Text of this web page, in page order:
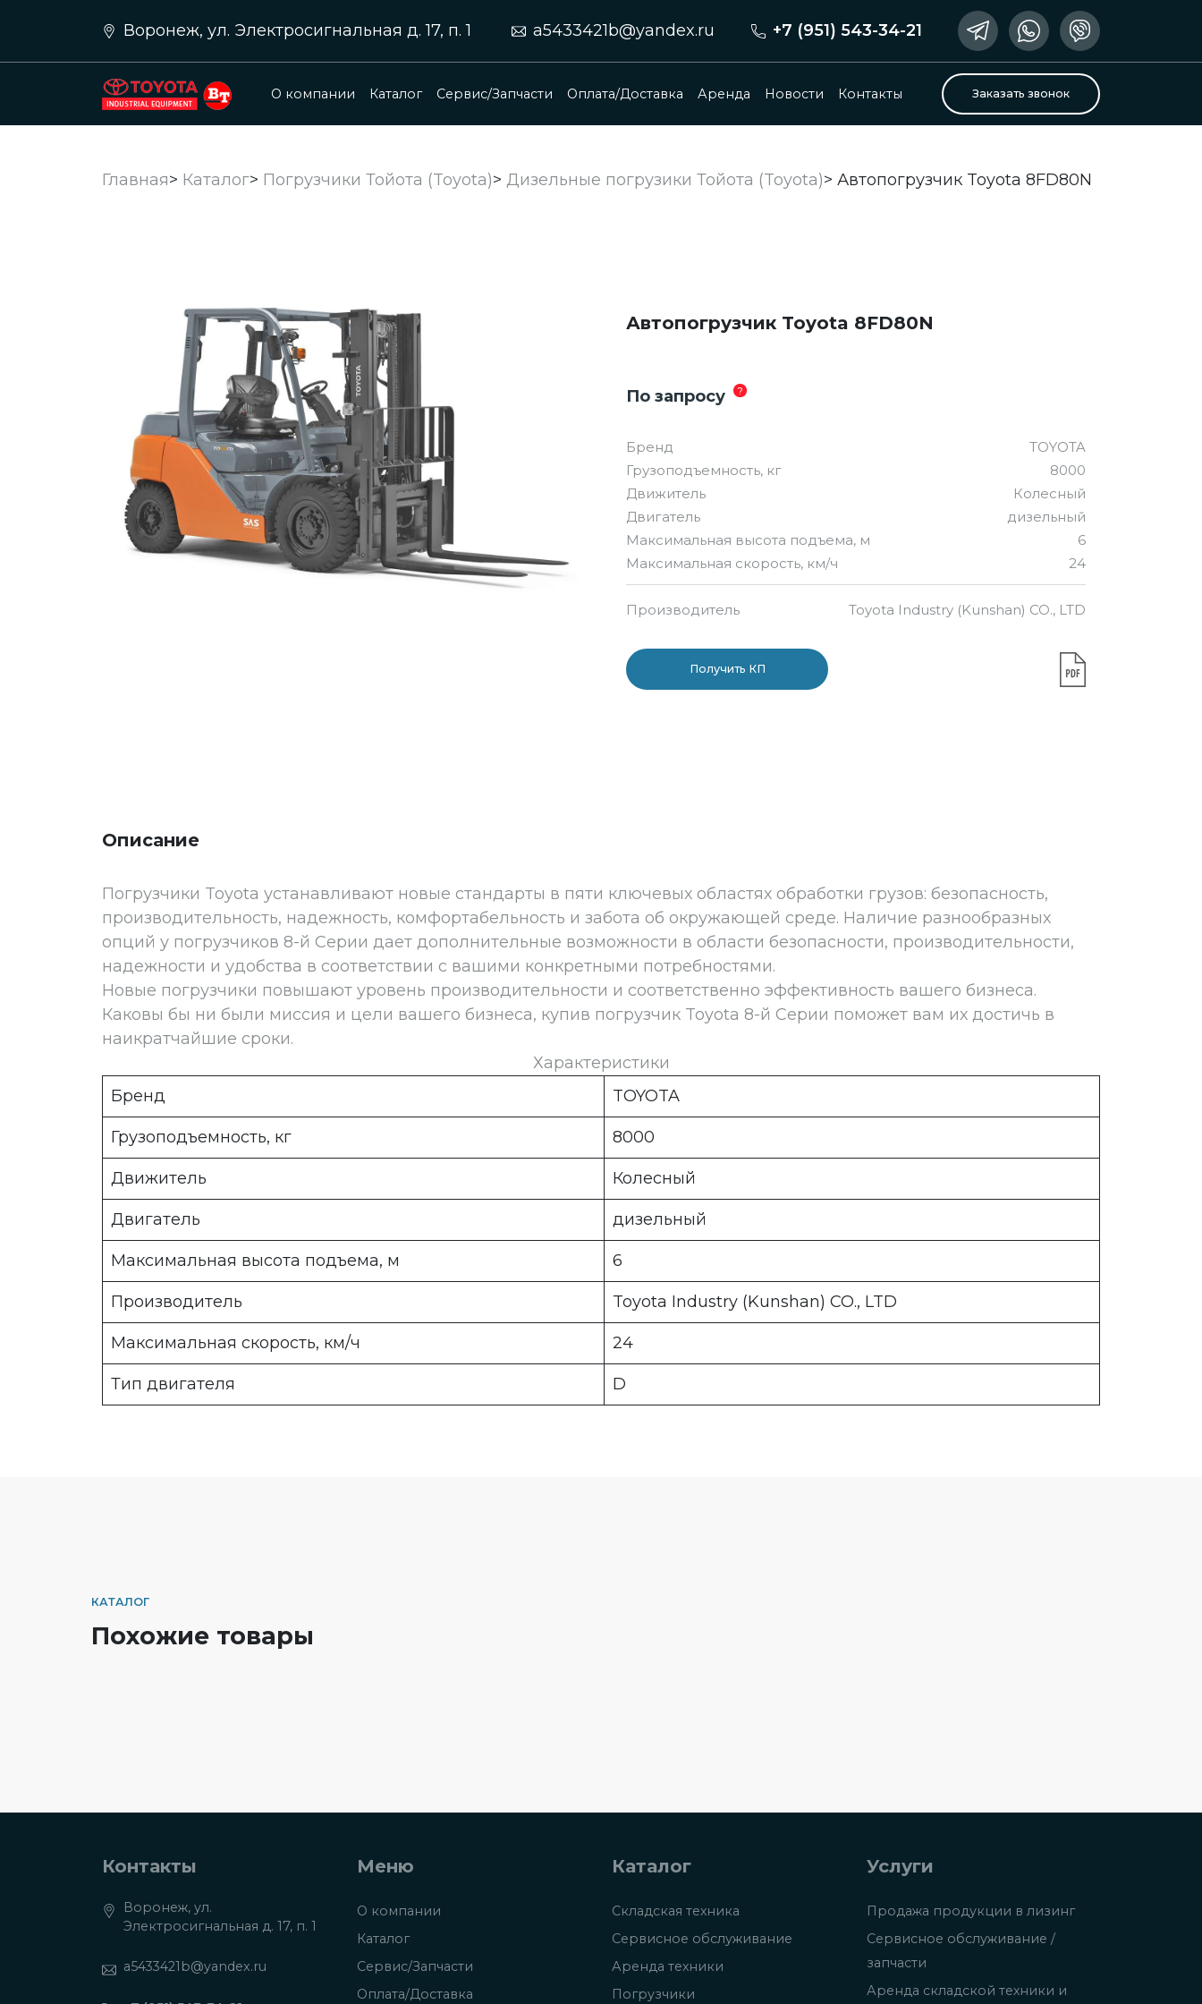
Воронеж, ул. Электросигнальная д. 17, п. 1 a5433421b@yandex.ru +7 (951) 543-34-21
О компании Каталог Сервис/Запчасти Оплата/Доставка Аренда Новости Контакты Заказать звонок
Главная> Каталог> Погрузчики Тойота (Toyota)> Дизельные погрузики Тойота (Toyota)> Автопогрузчик Toyota 8FD80N
Автопогрузчик Toyota 8FD80N
По запросу ?
Бренд
TOYOTA
Грузоподъемность, кг
8000
Движитель
Колесный
Двигатель
дизельный
Максимальная высота подъема, м
6
Максимальная скорость, км/ч
24
Производитель Toyota Industry (Kunshan) CO., LTD
Получить КП
Описание
Погрузчики Toyota устанавливают новые стандарты в пяти ключевых областях обработки грузов: безопасность,
производительность, надежность, комфортабельность и забота об окружающей среде. Наличие разнообразных
опций у погрузчиков 8-й Серии дает дополнительные возможности в области безопасности, производительности,
надежности и удобства в соответствии с вашими конкретными потребностями.
Новые погрузчики повышают уровень производительности и соответственно эффективность вашего бизнеса.
Каковы бы ни были миссия и цели вашего бизнеса, купив погрузчик Toyota 8-й Серии поможет вам их достичь в
наикратчайшие сроки.
Характеристики
Бренд
TOYOTA
Грузоподъемность, кг 8000
Движитель Колесный
Двигатель дизельный
Максимальная высота подъема, м 6
Производитель Toyota Industry (Kunshan) CO., LTD
Максимальная скорость, км/ч 24
Тип двигателя D
КАТАЛОГ
Похожие товары
Контакты
Воронеж, ул.
Электросигнальная д. 17, п. 1
a5433421b@yandex.ru
Меню
О компании
Каталог
Сервис/Запчасти
Оплата/Доставка
Каталог
Складская техника
Сервисное обслуживание
Аренда техники
Погрузчики
Услуги
Продажа продукции в лизинг
Сервисное обслуживание /
запчасти
Аренда складской техники и